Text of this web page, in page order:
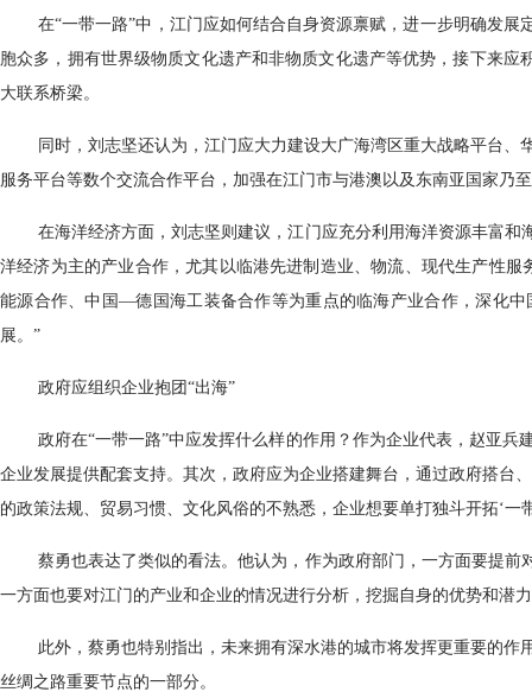
在“一带一路”中，江门应如何结合自身资源禀赋，进一步明确发
胞众多，拥有世界级物质文化遗产和非物质文化遗产等优势，接下来
大联系桥梁。
同时，刘志坚还认为，江门应大力建设大广海湾区重大战略平台
服务平台等数个交流合作平台，加强在江门市与港澳以及东南亚国家乃
在海洋经济方面，刘志坚则建议，江门应充分利用海洋资源丰富
洋经济为主的产业合作，尤其以临港先进制造业、物流、现代生产性
能源合作、中国—德国海工装备合作等为重点的临海产业合作，深化
展。”
政府应组织企业抱团“出海”
政府在“一带一路”中应发挥什么样的作用？作为企业代表，赵亚
企业发展提供配套支持。其次，政府应为企业搭建舞台，通过政府搭台
的政策法规、贸易习惯、文化风俗的不熟悉，企业想要单打独斗开拓‘一
蔡勇也表达了类似的看法。他认为，作为政府部门，一方面要提
一方面也要对江门的产业和企业的情况进行分析，挖掘自身的优势和潜
此外，蔡勇也特别指出，未来拥有深水港的城市将发挥更重要的
丝绸之路重要节点的一部分。